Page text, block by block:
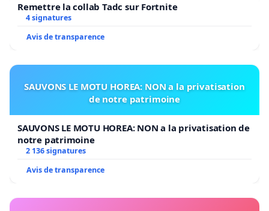
Remettre la collab Tadc sur Fortnite
4 signatures
Avis de transparence
SAUVONS LE MOTU HOREA: NON a la privatisation
de notre patrimoine
SAUVONS LE MOTU HOREA: NON a la privatisation de
notre patrimoine
2 136 signatures
Avis de transparence